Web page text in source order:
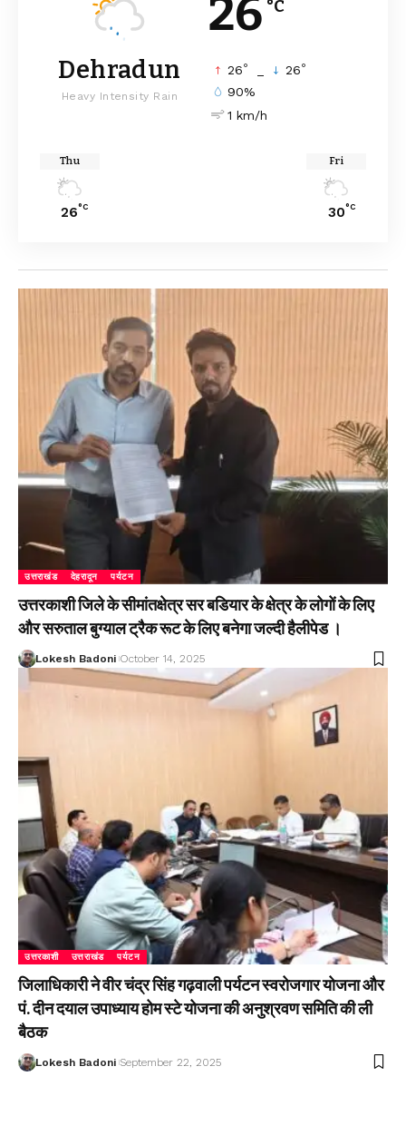
26 °C
Dehradun
Heavy Intensity Rain
26° 26°
90%
1 km/h
Thu
26°C
Fri
30°C
उत्तराखंड देहरादून पर्यटन
उत्तरकाशी जिले के सीमांतक्षेत्र सर बडियार के क्षेत्र के लोगों के लिए
और सरुताल बुग्याल ट्रैक रूट के लिए बनेगा जल्दी हैलीपेड ।
Lokesh Badoni October 14, 2025
उत्तरकाशी उत्तराखंड पर्यटन
जिलाधिकारी ने वीर चंद्र सिंह गढ़वाली पर्यटन स्वरोजगार योजना और
पं. दीन दयाल उपाध्याय होम स्टे योजना की अनुश्रवण समिति की ली
बैठक
Lokesh Badoni September 22, 2025